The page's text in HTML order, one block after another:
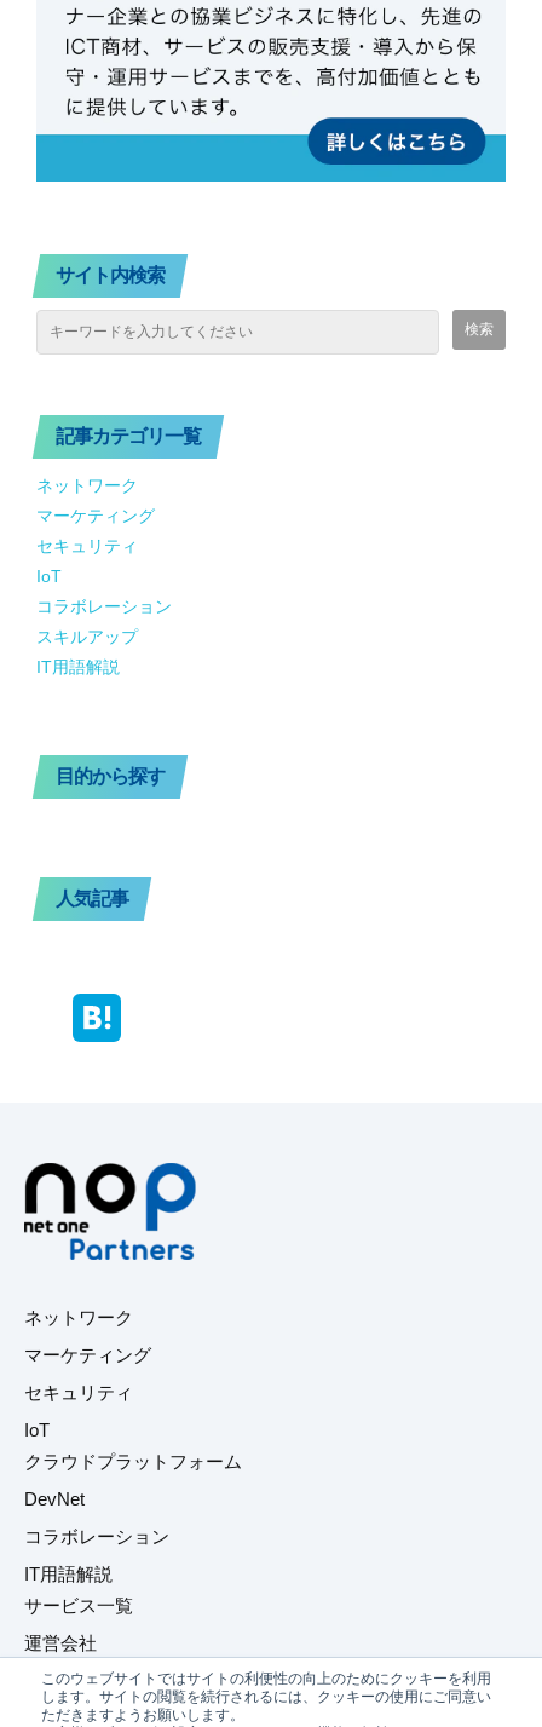
このウェブサイトではサイトの利便性の向上のためにクッキーを利用
します。サイトの閲覧を続行されるには、クッキーの使用にご同意い
ただきますようお願いします。
サイト内検索
記事カテゴリ一覧
ネットワーク
マーケティング
セキュリティ
IoT
コラボレーション
スキルアップ
IT用語解説
目的から探す
人気記事
ネットワーク
マーケティング
セキュリティ
IoT
クラウドプラットフォーム
DevNet
コラボレーション
IT用語解説
サービス一覧
運営会社
プライバシーポリシー
お問い合わせ